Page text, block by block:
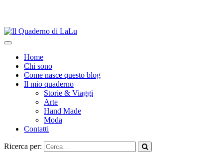
Home
Chi sono
Come nasce questo blog
Il mio quaderno
Storie & Viaggi
Arte
Hand Made
Moda
Contatti
Ricerca per: